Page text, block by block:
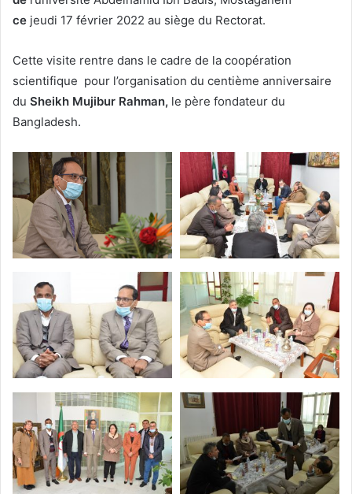
ce jeudi 17 février 2022 au siège du Rectorat.
Cette visite rentre dans le cadre de la coopération
scientifique pour l’organisation du centième anniversaire
du Sheikh Mujibur Rahman, le père fondateur du
Bangladesh.